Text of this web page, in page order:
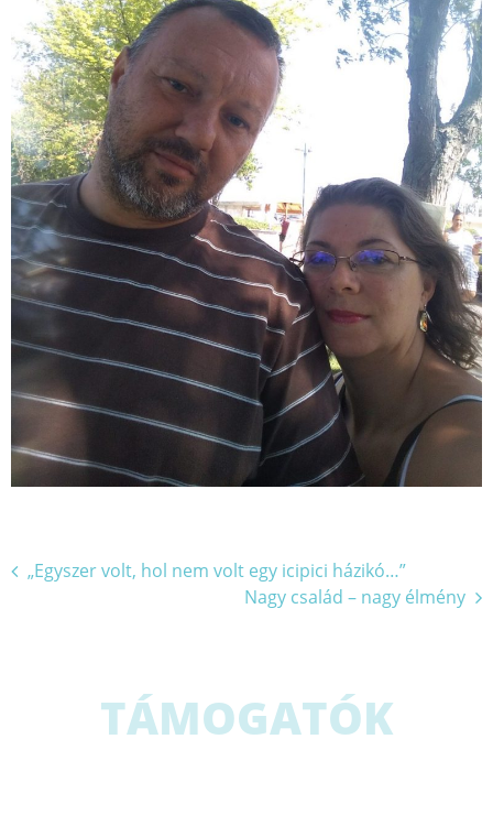
Bejegyzés
„Egyszer volt, hol nem volt egy icipici házikó…”
Nagy család – nagy élmény
TÁMOGATÓK